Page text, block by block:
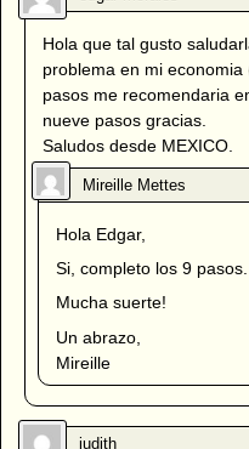
Hola que tal gusto
problema en mi
pasos me recomendaria
nueve pasos gracias.
Saludos desde MEXICO.
Hola Edgar,
Si, completo los 9 pasos.
Mucha suerte!
Un abrazo,
Mireille